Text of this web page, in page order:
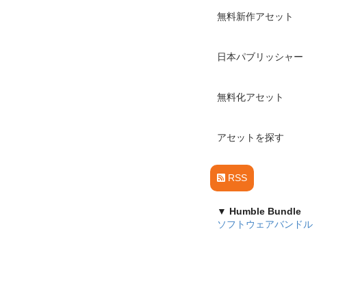
無料新作アセット
日本パブリッシャー
無料化アセット
アセットを探す
RSS
▼ Humble Bundle
ソフトウェアバンドル